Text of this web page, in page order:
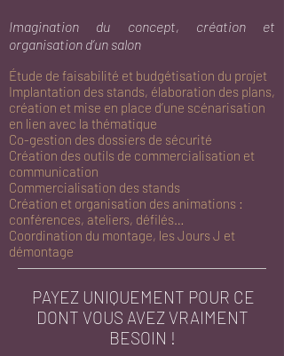
Imagination du concept, création et
organisation d’un salon
Étude de faisabilité et budgétisation du projet
Implantation des stands, élaboration des plans,
création et mise en place d’une scénarisation
en lien avec la thématique
Co-gestion des dossiers de sécurité
Création des outils de commercialisation et
communication
Commercialisation des stands
Création et organisation des animations :
conférences, ateliers, défilés…
Coordination du montage, les Jours J et
démontage
PAYEZ UNIQUEMENT POUR CE
DONT VOUS AVEZ VRAIMENT
BESOIN !